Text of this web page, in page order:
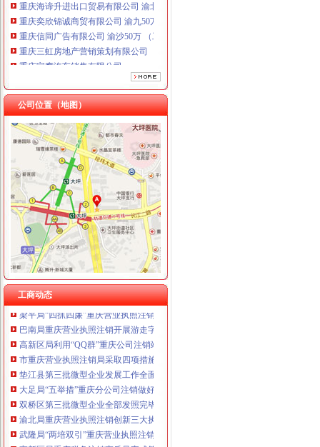
重庆奕欣锦诚商贸有限公司 渝九50万 （工商注册）
重庆信同广告有限公司 渝沙50万 （工商注册）
重庆三虹房地产营销策划有限公司
重庆宝鹰汽车销售有限公司
重庆傲志众达投资咨询有限责任公司 渝九1000万 （增资）
重庆臣夫商贸有限公司 （执照专让）
重庆卿倾商贸有限责任公司 渝江100万 （工商注册）
重庆国洪体育设施有限公司
重庆星竣贸易有限责任公司 渝中100万 （进出口权）
重庆海谛升进出口贸易有限公司 渝北100万 （进出口权）
重庆奕欣锦诚商贸有限公司 渝九50万 （工商注册）
重庆信同广告有限公司 渝沙50万 （工商注册）
重庆三虹房地产营销策划有限公司
重庆宝鹰汽车销售有限公司
公司位置（地图）
工商动态
工商动态
我市重庆分公司注销出台在校大创办微型企业相关办法
市工商局“送教上门”重庆营业执照注销培训会在铜梁成功举行
市重庆代办公司工商局制定2011年民主评议政风行风工作实施方案
市重庆公司注销局部署七项活动纪念建90周年
渝北局行政约谈沃尔玛超市重庆公司注销指出五点问题
执法局重庆公司注销叫停苹果搭售行为维护消费者权益
渝中局重庆代办公司开展无照经营小旅馆专项取缔行动
重庆出台个企业信用信息征集和公开管理规范文件
市局六项措施推进“双”重庆营业执照注销行动后期工作
合同处迅速贯彻落实全市重庆营业执照注销工商行政管理会议精
梁平局“四抓四廉”重庆营业执照注销加春节期间廉政建设
巴南局重庆营业执照注销开展游走字幕和小区户外广告整工作取得阶段成效
高新区局利用“QQ群”重庆公司注销竭力帮扶微型企业取得显著成效
市重庆营业执照注销局采取四项措施圆满完成规范文件清理工作
垫江县第三批微型企业发展工作全面完成
大足局“五举措”重庆分公司注销做好两节期间安全稳定工作
双桥区第三批微型企业全部发照完毕
渝北局重庆营业执照注销创新三大执法机制积查处大案要案
武隆局“两培双引”重庆营业执照注销助推农户万元增收
高新区局重庆税务注销高质量完成第二批微型企业发展试点任务